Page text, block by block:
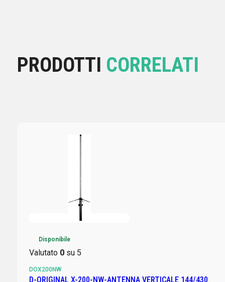
PRODOTTI CORRELATI
Disponibile
Valutato 0su 5
DOX200NW
D-ORIGINAL X-200-NW-ANTENNA VERTICALE 144/430